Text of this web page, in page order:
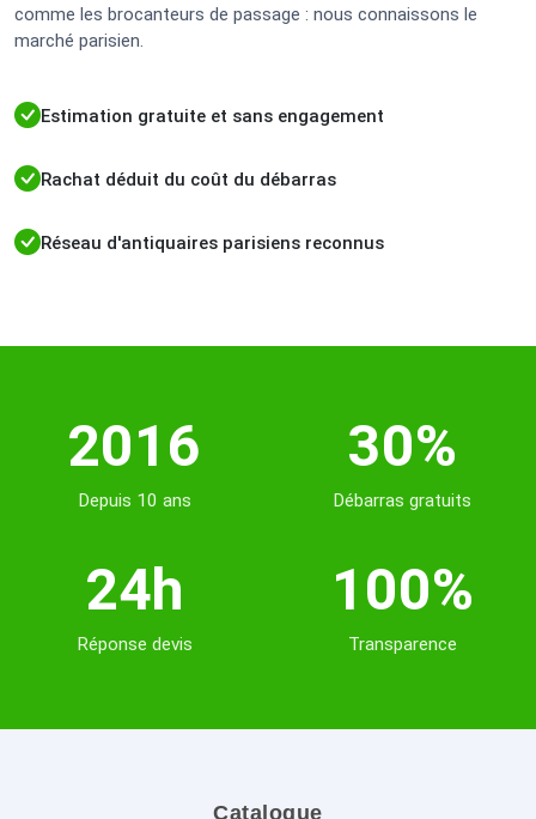
comme les brocanteurs de passage : nous connaissons le
marché parisien.
Estimation gratuite et sans engagement
Rachat déduit du coût du débarras
Réseau d'antiquaires parisiens reconnus
2016
Depuis 10 ans
30%
Débarras gratuits
24h
Réponse devis
100%
Transparence
Catalogue